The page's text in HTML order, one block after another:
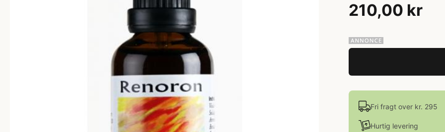
210,00 kr
Fri fragt over kr. 295
Hurtig levering